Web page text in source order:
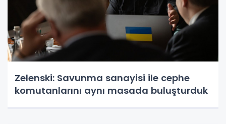
Zelenski: Savunma sanayisi ile cephe
komutanlarını aynı masada buluşturduk